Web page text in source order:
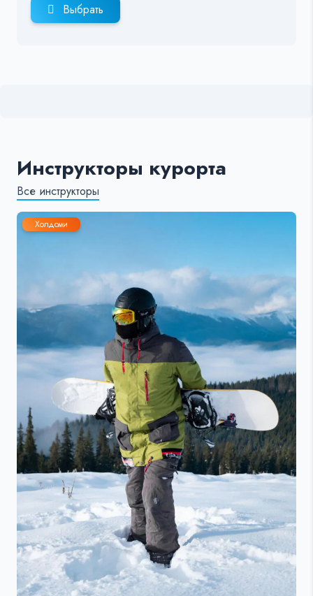
Выбрать
Инструкторы курорта
Все инструкторы
Холдоми